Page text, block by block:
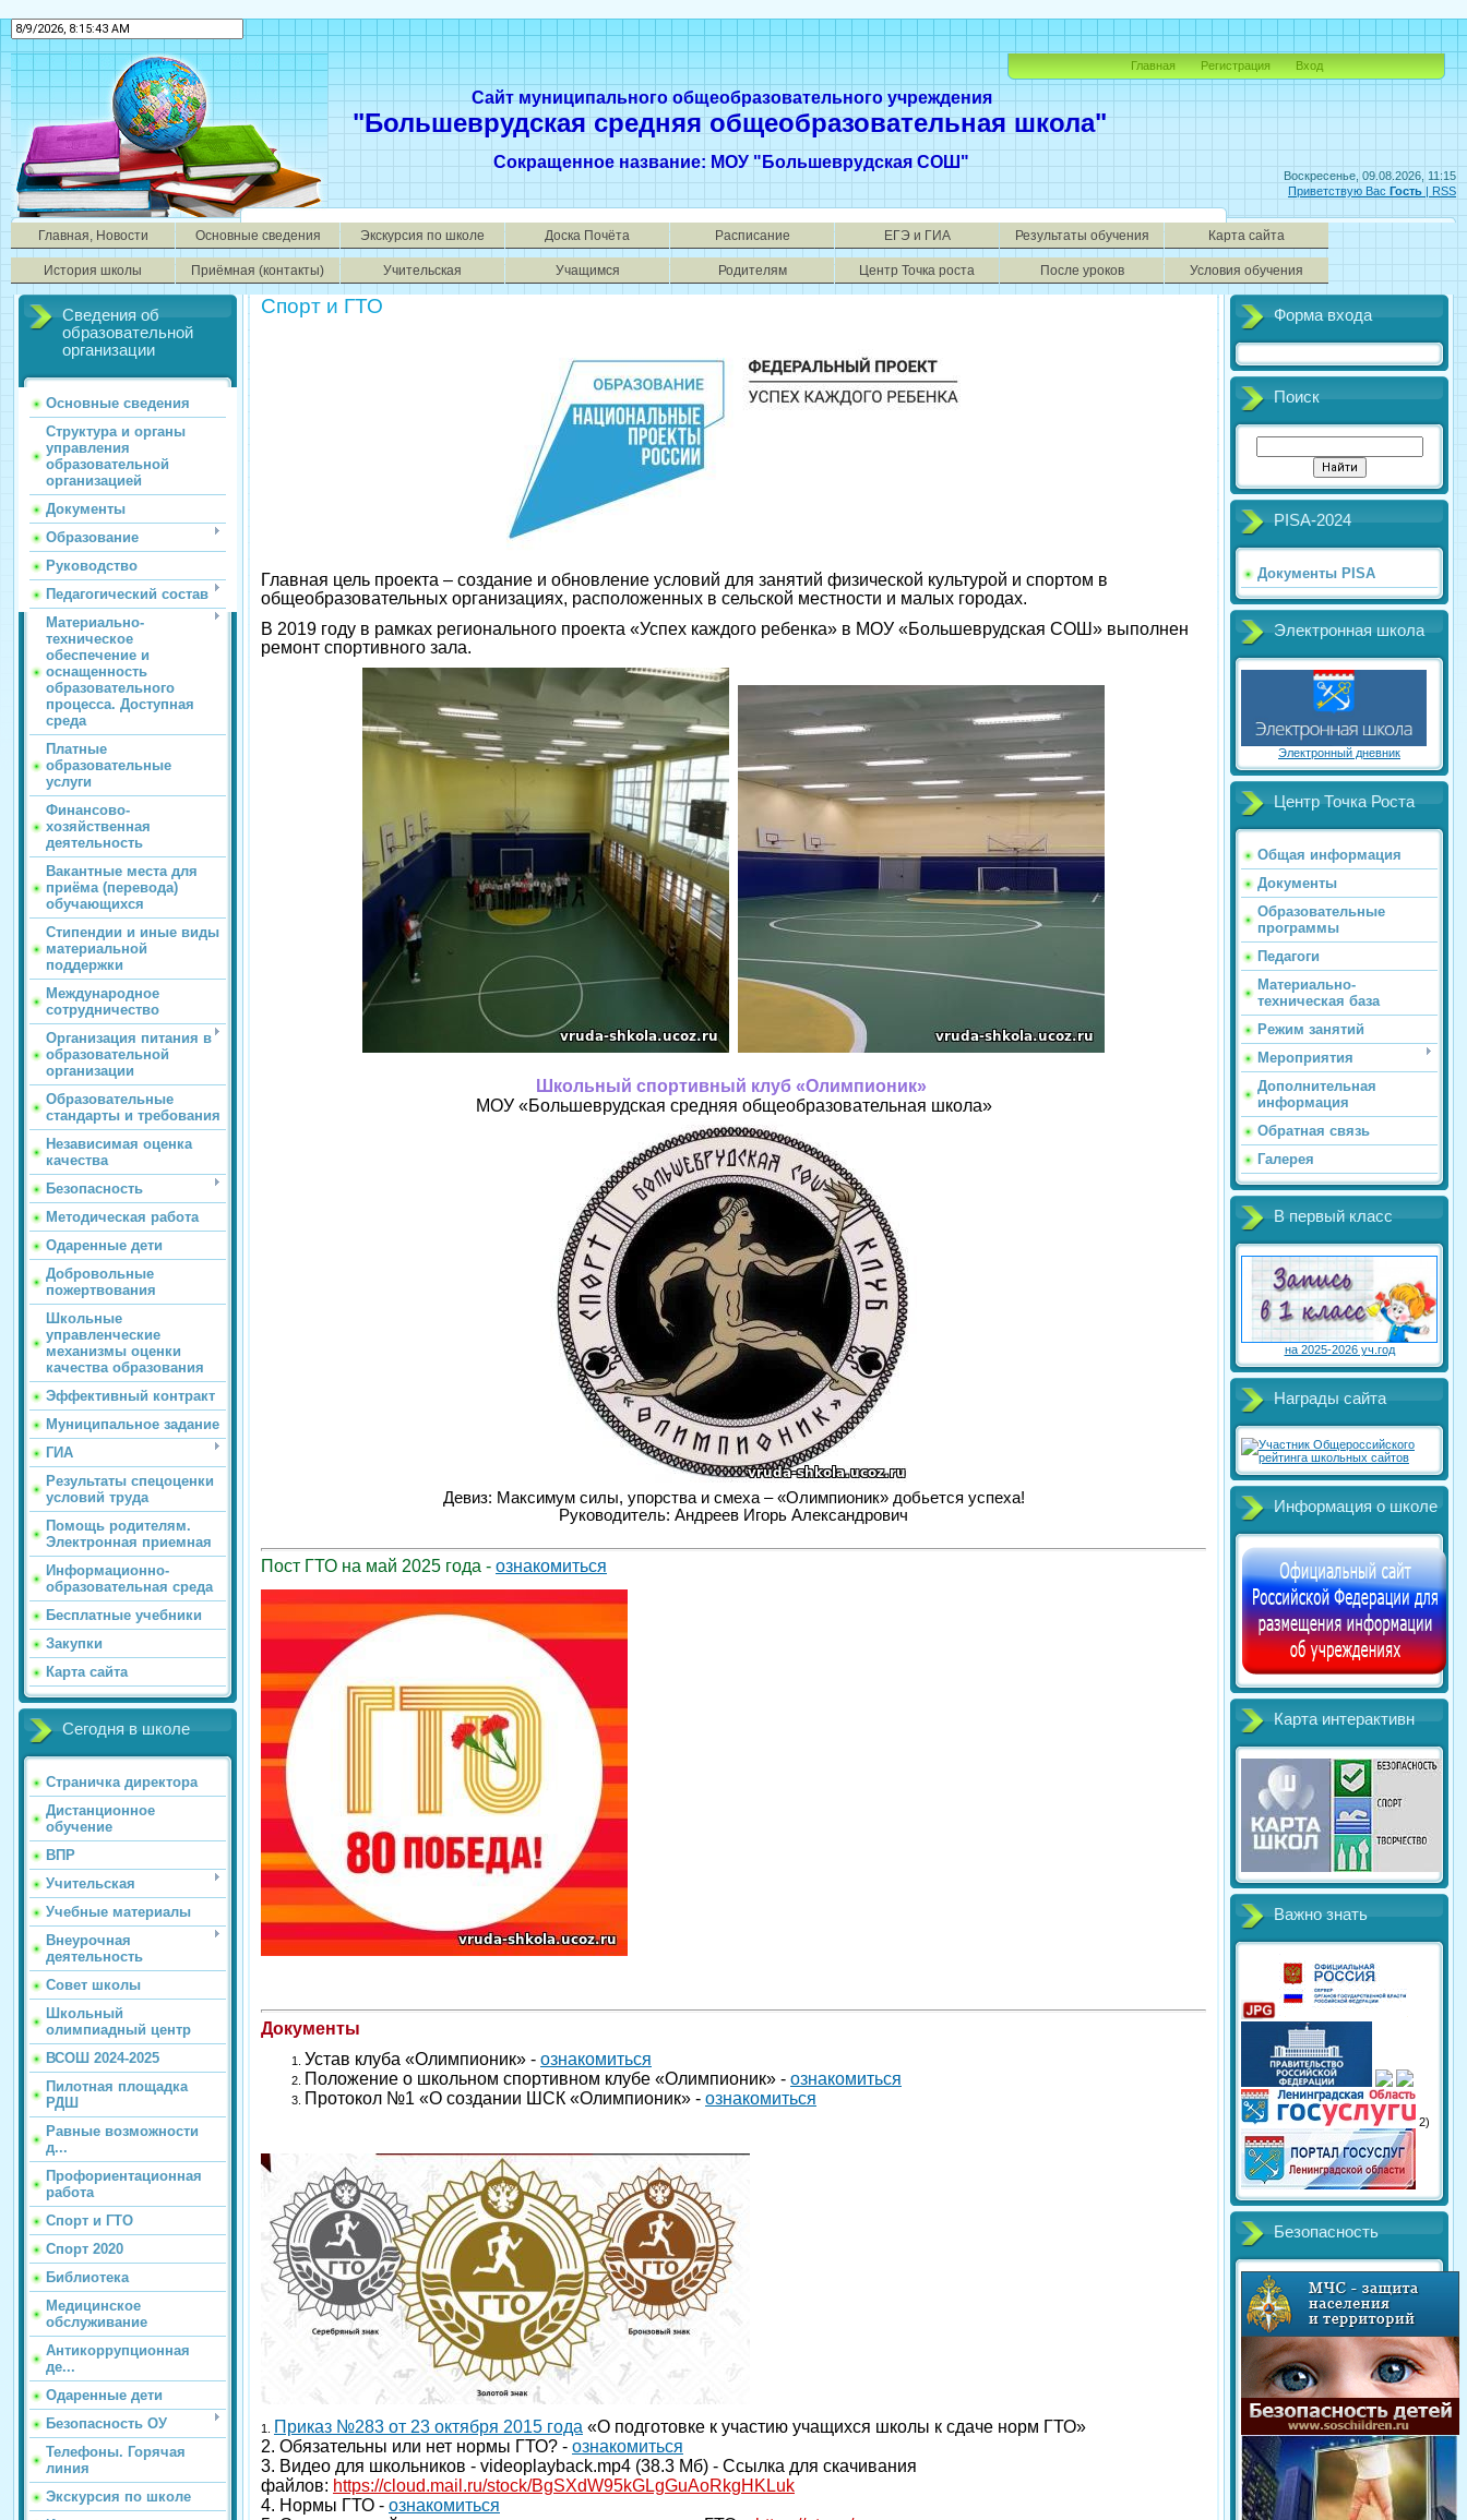
Воскресенье, 09.08.2026, 11:15
Приветствую Вас Гость RSS
Сайт муниципального общеобразовательного учреждения
"Большеврудская средняя общеобразовательная школа"
Сокращенное название: МОУ "Большеврудская СОШ"
Главная Регистрация Вход
Главная, Новости Основные сведения Экскурсия по школе Доска Почёта Расписание ЕГЭ и ГИА Результаты обучения Карта сайта
История школы Приёмная (контакты) Учительская Учащимся Родителям Центр Точка роста После уроков Условия обучения
Сведения об
образовательной
организации
Основные сведения
Структура и органы
управления
образовательной
организацией
Документы
Образование
Руководство
Педагогический состав
Материально-
техническое
обеспечение и
оснащенность
образовательного
процесса. Доступная
среда
Платные
образовательные
услуги
Финансово-
хозяйственная
деятельность
Вакантные места для
приёма (перевода)
обучающихся
Стипендии и иные виды
материальной
поддержки
Международное
сотрудничество
Организация питания в
образовательной
организации
Образовательные
стандарты и требования
Независимая оценка
качества
Безопасность
Методическая работа
Одаренные дети
Добровольные
пожертвования
Школьные
управленческие
механизмы оценки
качества образования
Эффективный контракт
Муниципальное задание
ГИА
Результаты спецоценки
условий труда
Помощь родителям.
Электронная приемная
Информационно-
образовательная среда
Бесплатные учебники
Закупки
Карта сайта
Сегодня в школе
Страничка директора
Дистанционное
обучение
ВПР
Учительская
Учебные материалы
Внеурочная
деятельность
Совет школы
Школьный
олимпиадный центр
ВСОШ 2024-2025
Пилотная площадка
РДШ
Равные возможности
д...
Профориентационная
работа
Спорт и ГТО
Спорт 2020
Библиотека
Медицинское
обслуживание
Антикоррупционная
де...
Одаренные дети
Безопасность ОУ
Телефоны. Горячая
линия
Экскурсия по школе
Спорт и ГТО
Главная цель проекта – создание и обновление условий для занятий физической культурой и спортом в
общеобразовательных организациях, расположенных в сельской местности и малых городах.
В 2019 году в рамках регионального проекта «Успех каждого ребенка» в МОУ «Большеврудская СОШ» выполнен
ремонт спортивного зала.
Школьный спортивный клуб «Олимпионик»
МОУ «Большеврудская средняя общеобразовательная школа»
Девиз: Максимум силы, упорства и смеха – «Олимпионик» добьется успеха!
Руководитель: Андреев Игорь Александрович
Пост ГТО на май 2025 года - ознакомиться
Документы
Устав клуба «Олимпионик» - ознакомиться
Положение о школьном спортивном клубе «Олимпионик» - ознакомиться
Протокол №1 «О создании ШСК «Олимпионик» - ознакомиться
1. Приказ №283 от 23 октября 2015 года «О подготовке к участию учащихся школы к сдаче норм ГТО»
2. Обязательны или нет нормы ГТО? - ознакомиться
3. Видео для школьников - videoplayback.mp4 (38.3 Мб) - Ссылка для скачивания
файлов: https://cloud.mail.ru/stock/BgSXdW95kGLgGuAoRkgHKLuk
4. Нормы ГТО - ознакомиться
Форма входа
Поиск
PISA-2024
Документы PISA
Электронная школа
Электронный дневник
Центр Точка Роста
Общая информация
Документы
Образовательные
программы
Педагоги
Материально-
техническая база
Режим занятий
Мероприятия
Дополнительная
информация
Обратная связь
Галерея
В первый класс
на 2025-2026 уч.год
Награды сайта
Информация о школе
Карта интерактивн
Важно знать
2)
Безопасность